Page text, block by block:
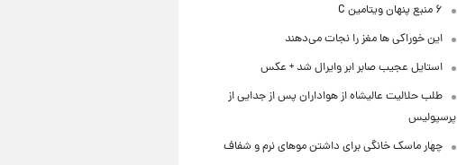
۶ منبع پنهان ویتامین C
این خوراکی ها مغز را نجات می‌دهند
استایل عجیب صابر ابر وایرال شد + عکس
طلب حلالیت عالیشاه از هواداران پس از جدایی از
پرسپولیس
چهار ماسک خانگی برای داشتن موهای نرم و شفاف